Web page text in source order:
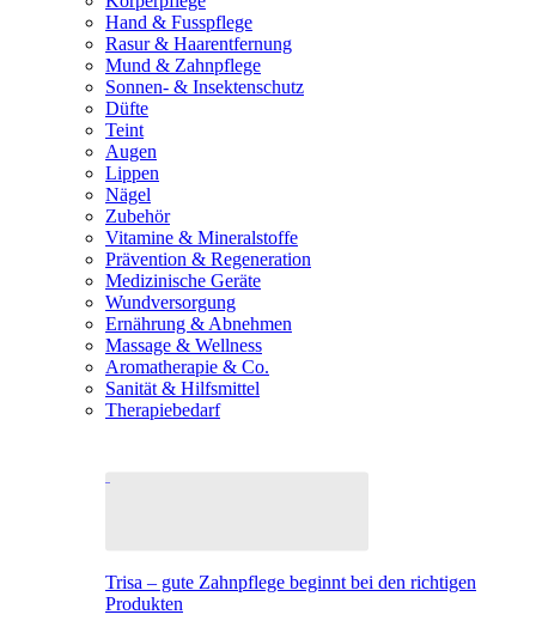
Hand & Fusspflege
Rasur & Haarentfernung
Mund & Zahnpflege
Sonnen- & Insektenschutz
Düfte
Teint
Augen
Lippen
Nägel
Zubehör
Vitamine & Mineralstoffe
Prävention & Regeneration
Medizinische Geräte
Wundversorgung
Ernährung & Abnehmen
Massage & Wellness
Aromatherapie & Co.
Sanität & Hilfsmittel
Therapiebedarf
Trisa – gute Zahnpflege beginnt bei den richtigen
Produkten